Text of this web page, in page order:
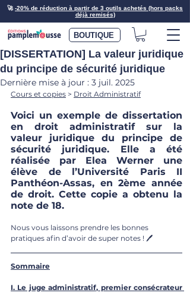
🚀-20% de réduction à partir de 3 outils achetés (hors packs
déjà remisés)
BOUTIQUE
[DISSERTATION] La valeur juridique
du principe de sécurité juridique
Dernière mise à jour : 3 juil. 2025
Cours et copies > Droit Administratif
Voici un exemple de dissertation
en droit administratif sur la
valeur juridique du principe de
sécurité juridique. Elle a été
réalisée par Elea Werner une
élève de l’Université Paris II
Panthéon-Assas, en 2ème année
de droit. Cette copie a obtenu la
note de 18.
Nous vous laissons prendre les bonnes
pratiques afin d’avoir de super notes ! 🖊️
Sommaire
I. Le juge administratif, premier consécrateur